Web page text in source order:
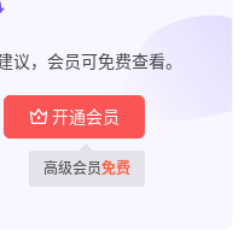
议，会员可免费查看。
开通会员
高级会员免费